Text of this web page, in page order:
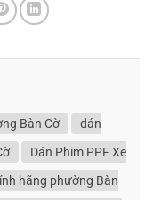
Bàn Cờ
dán
Dán Phim PPF Xe
hãng phường Bàn